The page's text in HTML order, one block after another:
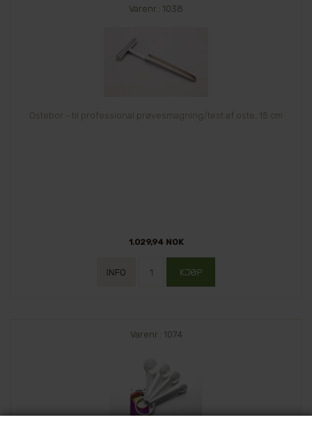
Varenr.: 1038
Ostebor - til professional prøvesmagning/test af oste, 15 cm
1.029,94 NOK
Varenr.: 1074